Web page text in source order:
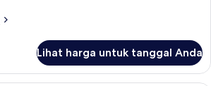
Lihat harga untuk tanggal Anda